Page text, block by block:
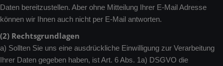
Daten bereitzustellen. Aber ohne Mitteilung Ihrer E-Mail Adresse
können wir Ihnen auch nicht per E-Mail antworten.
(2) Rechtsgrundlagen
a) Sollten Sie uns eine ausdrückliche Einwilligung zur Verarbeitung
Ihrer Daten gegeben haben, ist Art. 6 Abs. 1a) DSGVO die